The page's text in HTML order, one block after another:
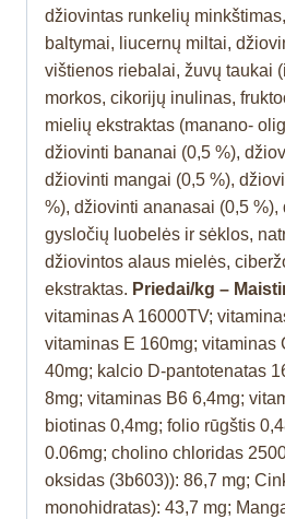
džiovintas runkelių
baltymai, liucernų miltai,
vištienos riebalai, žuvų taukai
morkos, cikorijų inulinas,
mielių ekstraktas (manano-
džiovinti bananai (0,5 %),
džiovinti mangai (0,5 %),
%), džiovinti ananasai (0,5
gysločių luobelės ir sėklos,
džiovintos alaus mielės,
ekstraktas. Priedai/kg –
vitaminas A 16000TV;
vitaminas E 160mg; vitaminas
40mg; kalcio D-pantotenatas
8mg; vitaminas B6 6,4mg;
biotinas 0,4mg; folio rūgštis
0.06mg; cholino chloridas
oksidas (3b603)): 86,7 mg;
monohidratas): 43,7 mg;